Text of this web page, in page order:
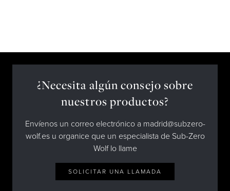
¿Necesita algún consejo sobre
nuestros productos?
Envíenos un correo electrónico a madrid@subzero-
wolf.es u organice que un especialista de Sub-Zero
Wolf lo llame
SOLICITAR UNA LLAMADA